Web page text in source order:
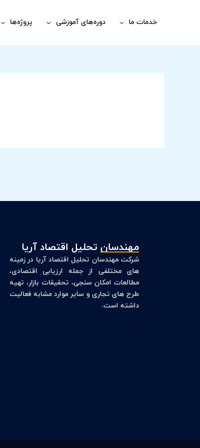
خدمات ما دوره‌های آموزشی پروژه‌ها
مهندسان تحلیل اقتصاد آریا
شرکت مهندسان تحلیل اقتصاد آریا در زمینه
های مختلفی از جمله ارزیابی اقتصادی،
مطالعات امکان سنجی، تحقیقات بازار، تهیه
طرح های تجاری و سایر موارد مشابه فعالیت
داشته است.